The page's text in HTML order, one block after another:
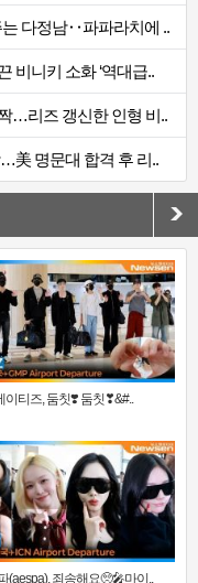
다정남‥파파라치에 ..
비니키 소화 ‘역대급..
…리즈 갱신한 인형 비..
美 명문대 합격 후 리..
이티즈, 둠칫❣️ 둠칫❣&#..
(aespa), 죄송해요🥺🎤마이..